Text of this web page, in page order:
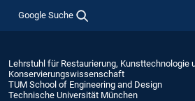
Google Suche
Lehrstuhl für Restaurierung, Kunsttechnologie
Konservierungswissenschaft
TUM School of Engineering and Design
Technische Universität München